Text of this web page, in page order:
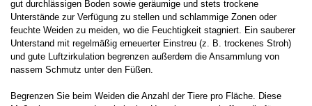
gut durchlässigen Boden sowie geräumige und stets trockene
Unterstände zur Verfügung zu stellen und schlammige Zonen oder
feuchte Weiden zu meiden, wo die Feuchtigkeit stagniert. Ein sauberer
Unterstand mit regelmäßig erneuerter Einstreu (z. B. trockenes Stroh)
und gute Luftzirkulation begrenzen außerdem die Ansammlung von
nassem Schmutz unter den Füßen.
Begrenzen Sie beim Weiden die Anzahl der Tiere pro Fläche. Diese